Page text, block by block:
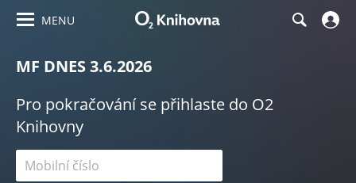
MENU
MF DNES 3.6.2026
Pro pokračování se přihlaste do O2
Knihovny